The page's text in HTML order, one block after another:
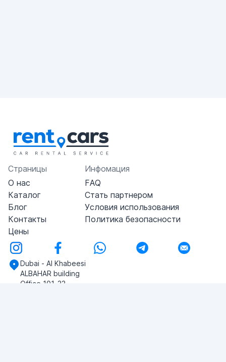
Страницы
О нас
Каталог
Блог
Контакты
Цены
Инфомация
FAQ
Стать партнером
Условия использования
Политика безопасности
Dubai - Al Khabeesi
ALBAHAR building
Office 101-33